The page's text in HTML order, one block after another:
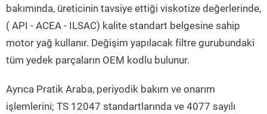
bakımında, üreticinin tavsiye ettiği viskotize değerlerinde,
( API - ACEA - ILSAC) kalite standart belgesine sahip
motor yağ kullanır. Değişim yapılacak filtre gurubundaki
tüm yedek parçaların OEM kodlu bulunur.
Ayrıca Pratik Araba, periyodik bakım ve onarım
işlemlerini; TS 12047 standartlarında ve 4077 sayılı